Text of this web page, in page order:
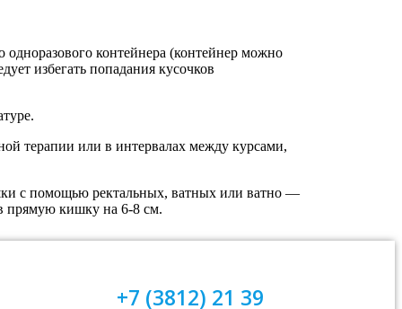
контейнера (контейнер можно
избегать попадания кусочков
терапии или в интервалах между курсами,
с помощью ректальных, ватных или ватно —
прямую кишку на 6-8 см.
+7 (3812) 21 39